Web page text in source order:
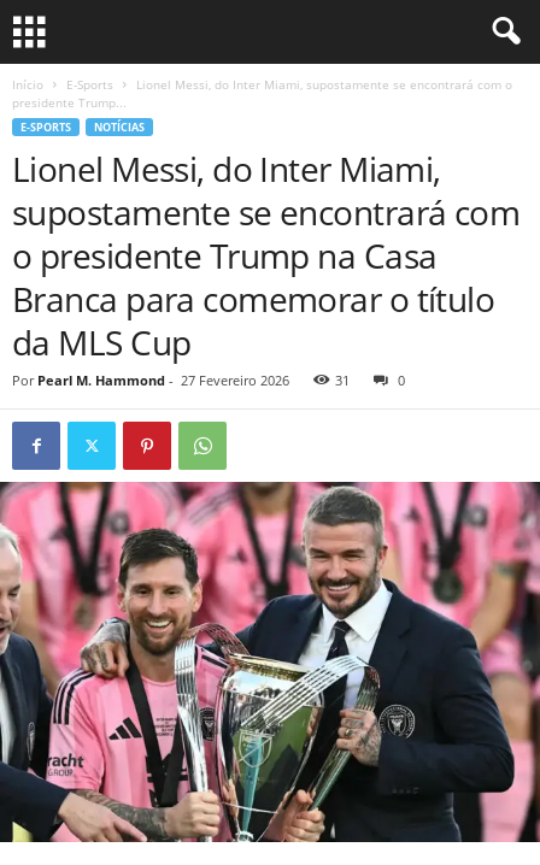
Início E-Sports
Lionel Messi, do Inter Miami, supostamente se encontrará com o
presidente Trump...
E-SPORTS NOTÍCIAS
Lionel Messi, do Inter Miami,
supostamente se encontrará com
o presidente Trump na Casa
Branca para comemorar o título
da MLS Cup
Por Pearl M. Hammond - 27 Fevereiro 2026 31 0